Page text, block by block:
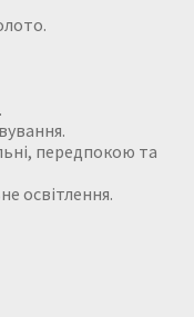
передпокою та
освітлення.